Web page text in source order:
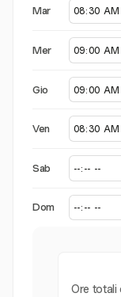
Mar
Mer
Gio
Ven
Sab
Dom
Ore totali